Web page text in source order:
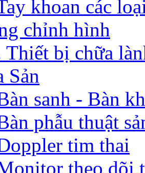
khoan các
chỉnh hình
Thiết bị chữa
Sản
sanh - Bàn
phẫu thuật
tim thai
theo dõi